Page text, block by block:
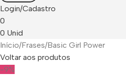
Login/Cadastro
0
0 Unid
Início Frases Basic Girl Power
Voltar aos produtos
-9%